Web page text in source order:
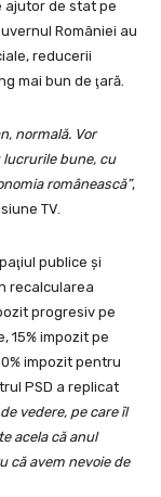
ajutor de stat pe
României au
reducerii
mai bun de ţară.
normală. Vor
bune, cu
românească”,
TV.
publice şi
recalcularea
progresiv pe
15% impozit pe
impozit pentru
PSD a replicat
vedere, pe care îl
acela că anul
că avem nevoie de